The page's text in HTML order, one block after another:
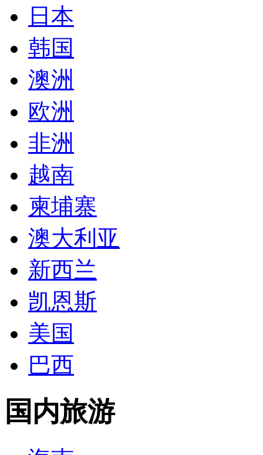
日本
韩国
澳洲
欧洲
非洲
越南
柬埔寨
澳大利亚
新西兰
凯恩斯
美国
巴西
国内旅游